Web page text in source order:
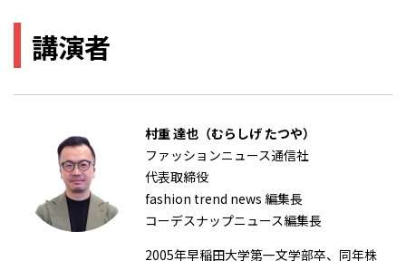
講演者
村重 達也（むらしげ たつや）
ファッションニュース通信社
代表取締役
fashion trend news 編集長
コーデスナップニュース編集長
2005年早稲田大学第一文学部卒、同年株